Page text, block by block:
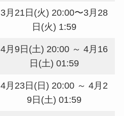
3月21日(火) 20:00〜3月28
日(火) 1:59
4月9日(土) 20:00 ～ 4月16
日(土) 01:59
4月23日(日) 20:00 ～ 4月2
9日(土) 01:59